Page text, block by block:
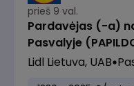
prieš 9 val.
Pardavėjas (-a)
Pasvalyje
Lidl Lietuva, UAB